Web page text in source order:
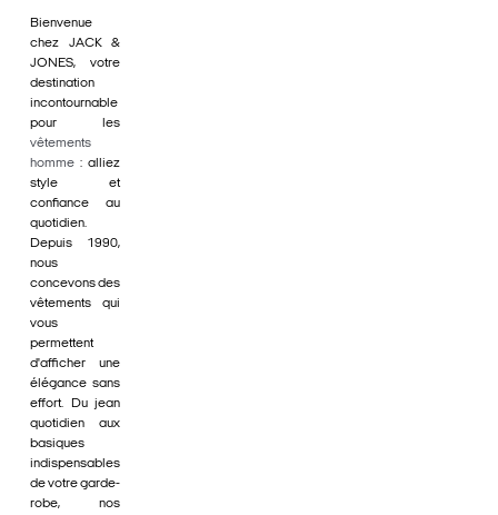
Bienvenue
chez JACK &
JONES, votre
destination
incontournable
pour les
vêtements
homme : alliez
style et
confiance au
quotidien.
Depuis 1990,
nous
concevons des
vêtements qui
vous
permettent
d'afficher une
élégance sans
effort. Du jean
quotidien aux
basiques
indispensables
de votre garde-
robe, nos